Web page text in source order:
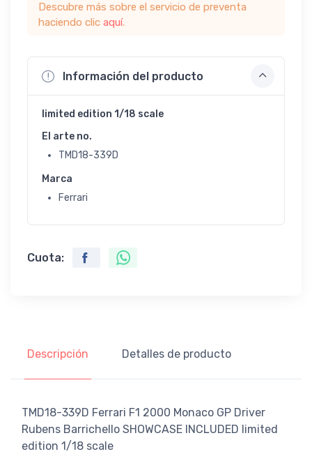
Descubre más sobre el servicio de preventa
haciendo clic aquí.
Información del producto
limited edition 1/18 scale
El arte no.
TMD18-339D
Marca
Ferrari
Cuota:
Descripción Detalles de producto
TMD18-339D Ferrari F1 2000 Monaco GP Driver
Rubens Barrichello SHOWCASE INCLUDED limited
edition 1/18 scale